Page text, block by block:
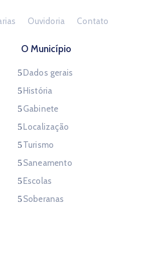
Ouvidoria Contato
O Município
Dados gerais
História
Gabinete
Localização
Turismo
Saneamento
Escolas
Soberanas